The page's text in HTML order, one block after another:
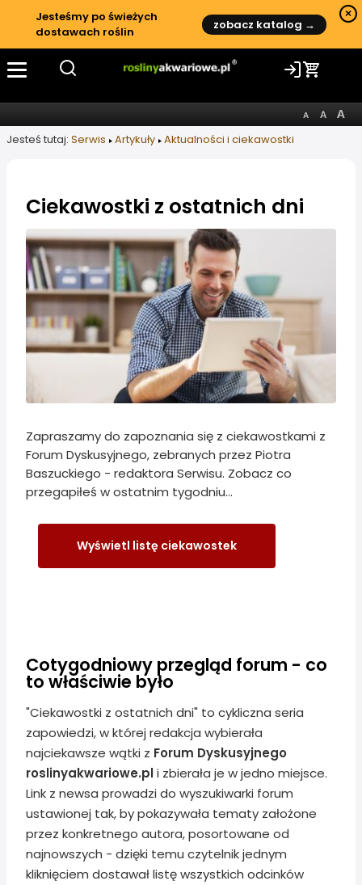
Jesteśmy po świeżych
dostawach roślin
zobacz katalog →
×
Jesteś tutaj: Serwis Artykuły Aktualności i ciekawostki
Ciekawostki z ostatnich dni
Zapraszamy do zapoznania się z ciekawostkami z
Forum Dyskusyjnego, zebranych przez Piotra
Baszuckiego - redaktora Serwisu. Zobacz co
przegapiłeś w ostatnim tygodniu...
Wyświetl listę ciekawostek
Cotygodniowy przegląd forum - co
to właściwie było
"Ciekawostki z ostatnich dni" to cykliczna seria
zapowiedzi, w której redakcja wybierała
najciekawsze wątki z Forum Dyskusyjnego
roslinyakwariowe.pli zbierała je w jedno miejsce.
Link z newsa prowadzi do wyszukiwarki forum
ustawionej tak, by pokazywała tematy założone
przez konkretnego autora, posortowane od
najnowszych - dzięki temu czytelnik jednym
kliknięciem dostawał listę wszystkich odcinków